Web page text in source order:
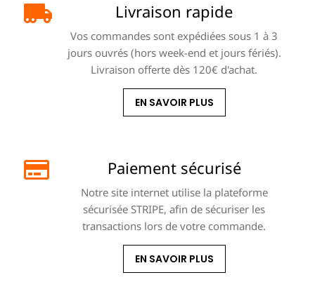
Livraison rapide
Vos commandes sont expédiées sous 1 à 3
jours ouvrés (hors week-end et jours fériés).
Livraison offerte dès 120€ d'achat.
EN SAVOIR PLUS
Paiement sécurisé
Notre site internet utilise la plateforme
sécurisée STRIPE, afin de sécuriser les
transactions lors de votre commande.
EN SAVOIR PLUS